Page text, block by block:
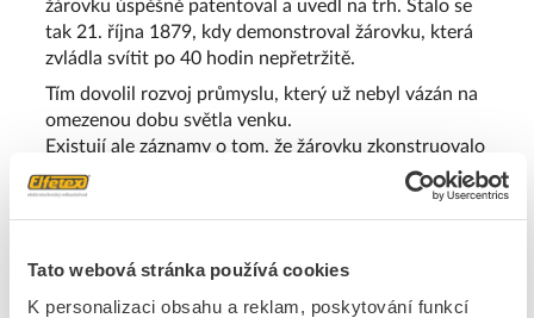
Tato webová stránka používá cookies
K personalizaci obsahu a reklam, poskytování funkcí
žárovku úspěšně patentoval a uvedl na trh. Stalo se
tak 21. října 1879, kdy demonstroval žárovku, která
zvládla svítit po 40 hodin nepřetržitě.
Tím dovolil rozvoj průmyslu, který už nebyl vázán na
omezenou dobu světla venku.
Existují ale záznamy o tom, že žárovku zkonstruovalo
nezávisle na sobě již asi 20 vědců před Edisonem.
Nejvýznamnějším jménem mezi těmito předchůdci je
německo-americký hodinář Heinrich Göbel.
Co je to žárovka?